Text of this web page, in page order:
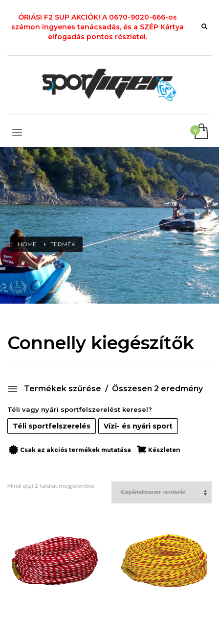
ÓRIÁSI F2 SUP AKCIÓK! A 0670-9020-666-os
számon ingyenes tanácsadás, és a SZÉP Kártya
elfogadás pontos részletei.
HOME TERMÉK
Connelly kiegészítők
Termékek szűrése Összesen 2 eredmény
Téli vagy nyári sportfelszerelést keresel?
Téli sportfelszerelés Vízi- és nyári sport
Csak az akciós termékek mutatása Készleten
Mind a(z) 2 találat megjelenítve